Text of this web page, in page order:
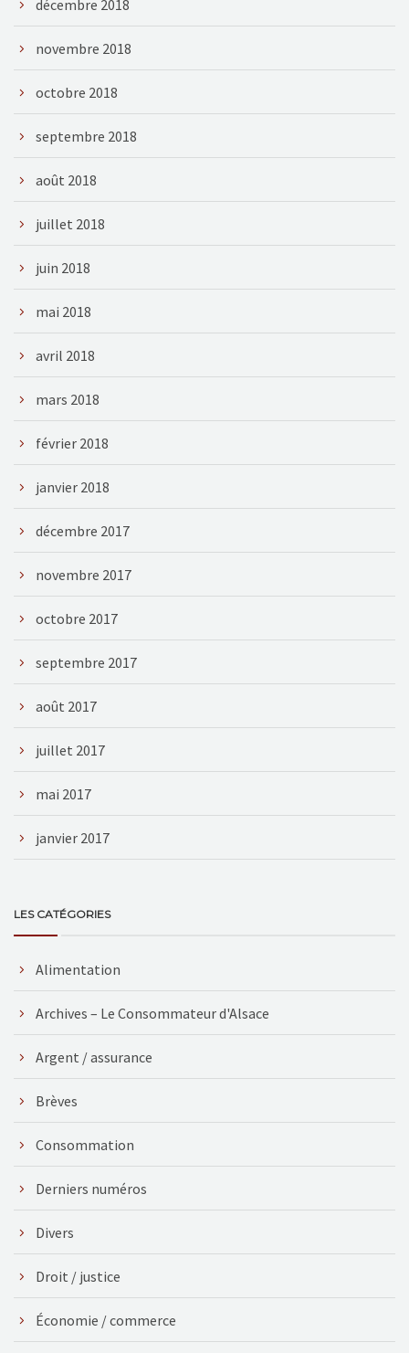
décembre 2018
novembre 2018
octobre 2018
septembre 2018
août 2018
juillet 2018
juin 2018
mai 2018
avril 2018
mars 2018
février 2018
janvier 2018
décembre 2017
novembre 2017
octobre 2017
septembre 2017
août 2017
juillet 2017
mai 2017
janvier 2017
LES CATÉGORIES
Alimentation
Archives – Le Consommateur d'Alsace
Argent / assurance
Brèves
Consommation
Derniers numéros
Divers
Droit / justice
Économie / commerce